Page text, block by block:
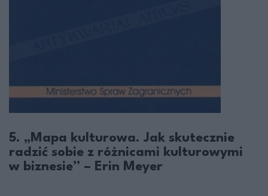
5. „Mapa kulturowa. Jak skutecznie
radzić sobie z różnicami kulturowymi
w biznesie” – Erin Meyer